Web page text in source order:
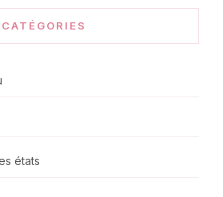
CATÉGORIES
états